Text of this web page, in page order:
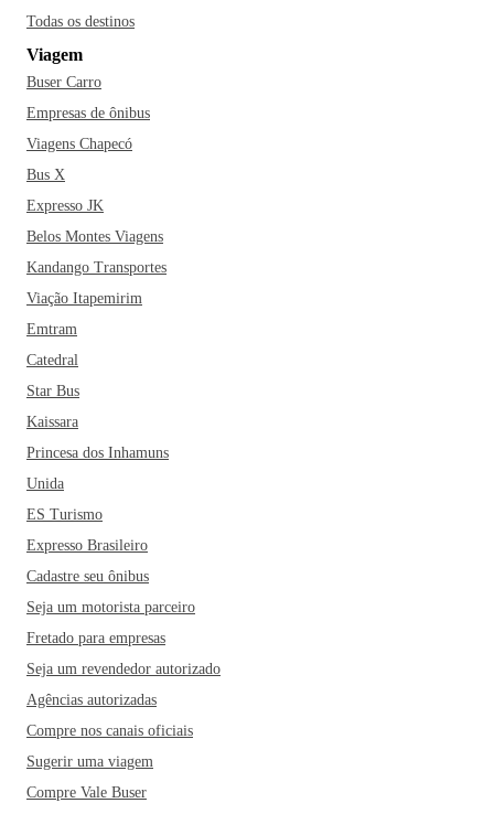
Todas os destinos
Viagem
Buser Carro
Empresas de ônibus
Viagens Chapecó
Bus X
Expresso JK
Belos Montes Viagens
Kandango Transportes
Viação Itapemirim
Emtram
Catedral
Star Bus
Kaissara
Princesa dos Inhamuns
Unida
ES Turismo
Expresso Brasileiro
Cadastre seu ônibus
Seja um motorista parceiro
Fretado para empresas
Seja um revendedor autorizado
Agências autorizadas
Compre nos canais oficiais
Sugerir uma viagem
Compre Vale Buser